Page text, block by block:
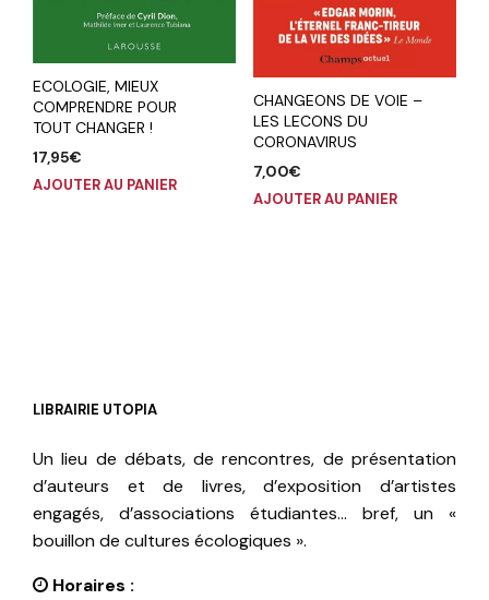
ECOLOGIE, MIEUX
COMPRENDRE POUR
TOUT CHANGER !
17,95€
AJOUTER AU PANIER
CHANGEONS DE VOIE –
LES LECONS DU
CORONAVIRUS
7,00€
AJOUTER AU PANIER
LIBRAIRIE UTOPIA
Un lieu de débats, de rencontres, de présentation
d’auteurs et de livres, d’exposition d’artistes
engagés, d’associations étudiantes… bref, un «
bouillon de cultures écologiques ».
Horaires :